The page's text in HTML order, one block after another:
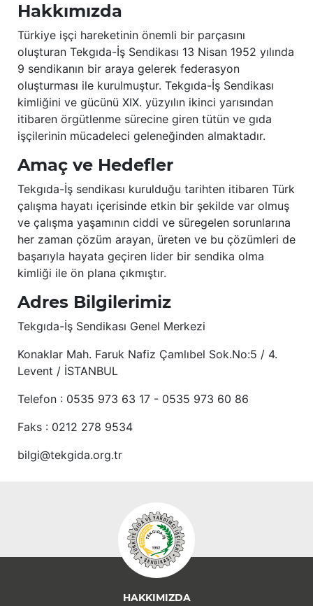
Hakkımızda
Türkiye işçi hareketinin önemli bir parçasını
oluşturan Tekgıda-İş Sendikası 13 Nisan 1952 yılında
9 sendikanın bir araya gelerek federasyon
oluşturması ile kurulmuştur. Tekgıda-İş Sendikası
kimliğini ve gücünü XIX. yüzyılın ikinci yarısından
itibaren örgütlenme sürecine giren tütün ve gıda
işçilerinin mücadeleci geleneğinden almaktadır.
Amaç ve Hedefler
Tekgıda-İş sendikası kurulduğu tarihten itibaren Türk
çalışma hayatı içerisinde etkin bir şekilde var olmuş
ve çalışma yaşamının ciddi ve süregelen sorunlarına
her zaman çözüm arayan, üreten ve bu çözümleri de
başarıyla hayata geçiren lider bir sendika olma
kimliği ile ön plana çıkmıştır.
Adres Bilgilerimiz
Tekgıda-İş Sendikası Genel Merkezi
Konaklar Mah. Faruk Nafiz Çamlıbel Sok.No:5 / 4.
Levent / İSTANBUL
Telefon : 0535 973 63 17 - 0535 973 60 86
Faks : 0212 278 9534
bilgi@tekgida.org.tr
HAKKIMIZDA